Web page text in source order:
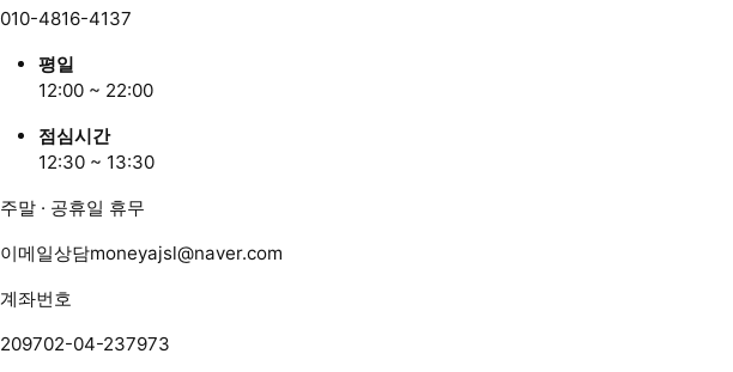
010-4816-4137
평일
12:00 ~ 22:00
점심시간
12:30 ~ 13:30
주말 · 공휴일 휴무
이메일상담moneyajsl@naver.com
계좌번호
209702-04-237973